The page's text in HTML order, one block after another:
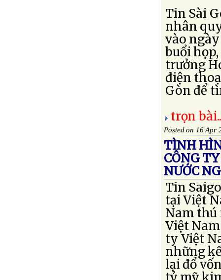
Tin Sài
nhân
vào
buổi
trưởng
điện
Gòn để
trọn
Posted on 16 Apr
TÌNH
CÔNG
NƯỚC
Tin
tại Việt
Nam
Việt
ty Việt
những
lại đổ